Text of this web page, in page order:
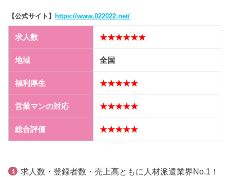
【公式サイト】 https://www.022022.net/
求人数 ★★★★★★
地域 全国
福利厚生 ★★★★★
営業マンの対応 ★★★★★
総合評価 ★★★★★
求人数・登録者数・売上高ともに人材派遣業界No.1！